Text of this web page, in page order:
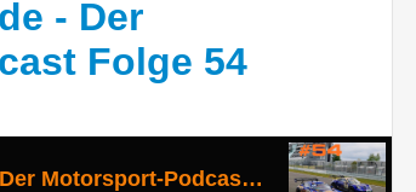
- Der
Folge 54
Einführungsrunde - Der Motorsport-Podcast Folge 54